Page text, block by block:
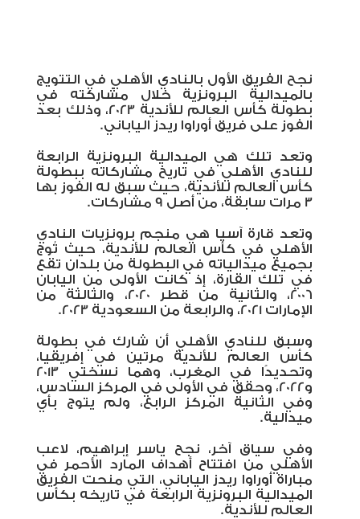
نجح الفريق الأول بالنادي الأهلي في التتويج
بالميدالية البرونزية خلال مشاركته في
بطولة كأس العالم للأندية 2023، وذلك بعد
الفوز على فريق أوراوا ريدز الياباني.
وتعد تلك هي الميدالية البرونزية الرابعة
للنادي الأهلي في تاريخ مشاركاته ببطولة
كأس العالم للأندية، حيث سبق له الفوز بها
3 مرات سابقة، من أصل 9 مشاركات.
وتعد قارة آسيا هي منجم برونزيات النادي
الأهلي في كأس العالم للأندية، حيث تُوج
بجميع ميدالياته في البطولة من بلدان تقع
في تلك القارة، إذ كانت الأولى من اليابان
2006، والثانية من قطر 2020، والثالثة من
الإمارات 2021، والرابعة من السعودية 2023.
وسبق للنادي الأهلي أن شارك في بطولة
كأس العالم للأندية مرتين في إفريقيا،
وتحديدًا في المغرب، وهما نسختي 2013
و2022، وحقق في الأولى في المركز السادس،
وفي الثانية المركز الرابع، ولم يتوج بأي
ميدالية.
وفي سياق آخر، نجح ياسر إبراهيم، لاعب
الأهلي من افتتاح أهداف المارد الأحمر في
مباراة أوراوا ريدز الياباني، التي منحت الفريق
الميدالية البرونزية الرابعة في تاريخه بكأس
العالم للأندية.